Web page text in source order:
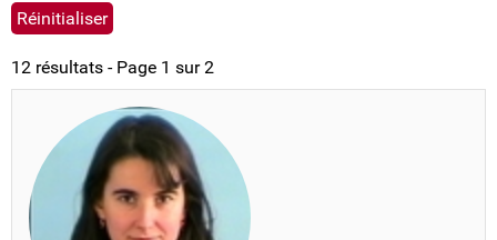
12 résultats - Page 1 sur 2